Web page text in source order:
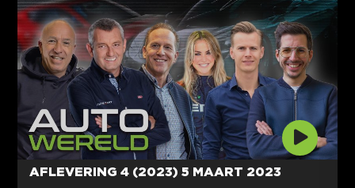
AFLEVERING 4 (2023) 5 MAART 2023